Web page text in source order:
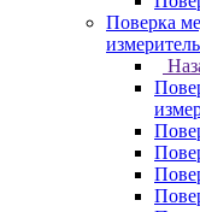
Поверка